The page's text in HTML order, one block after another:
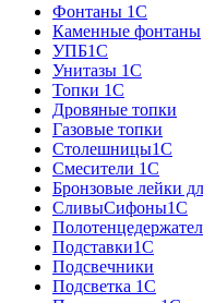
Фонтаны 1C
Каменные фонтаны
УПБ1С
Унитазы 1С
Топки 1С
Дровяные топки
Газовые топки
Столешницы1С
Смесители 1С
Бронзовые лейки
СливыСифоны1С
Подставки1С
Подсвечники
Подсветка 1С